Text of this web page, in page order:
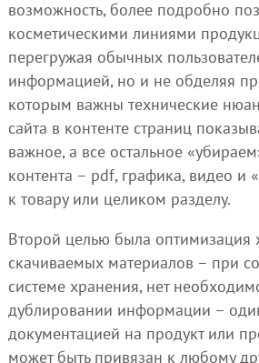
возможность, более подробно
косметическими линиями
перегружая обычных
информацией, но и не обделяя
которым важны технические
сайта в контенте страниц
важное, а все остальное
контента – pdf, графика, видео и
к товару или целиком разделу.
Второй целью была оптимизация
скачиваемых материалов – при
системе хранения, нет
дублировании информации –
документацией на продукт или
может быть привязан к любому